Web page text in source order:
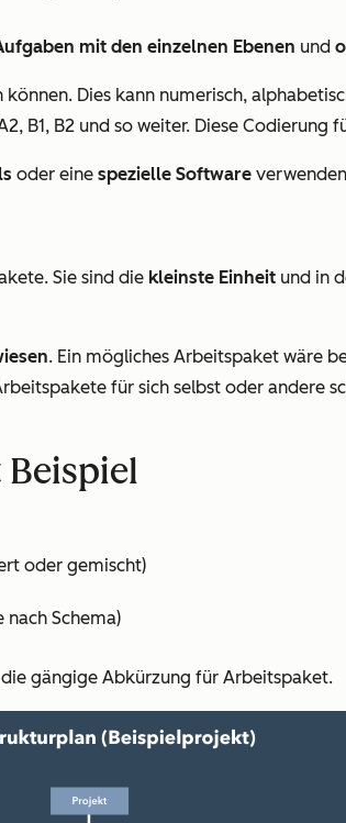
mit den einzelnen Ebenen und
Dies kann numerisch,
B1, B2 und so weiter. Diese Codierung
oder eine spezielle Software
Sie sind die kleinste Einheit und in
. Ein mögliches Arbeitspaket wäre
für sich selbst oder andere
oder gemischt)
nach Schema)
gängige Abkürzung für Arbeitspaket.